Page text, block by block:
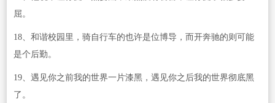
屈。
18、和谐校园里，骑自行车的也许是位博导，而开奔驰的则可能
是个后勤。
19、遇见你之前我的世界一片漆黑，遇见你之后我的世界彻底黑
了。